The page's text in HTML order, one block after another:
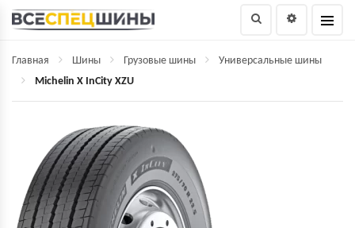
Главная Шины Грузовые шины
Универсальные шины
Michelin X InCity XZU